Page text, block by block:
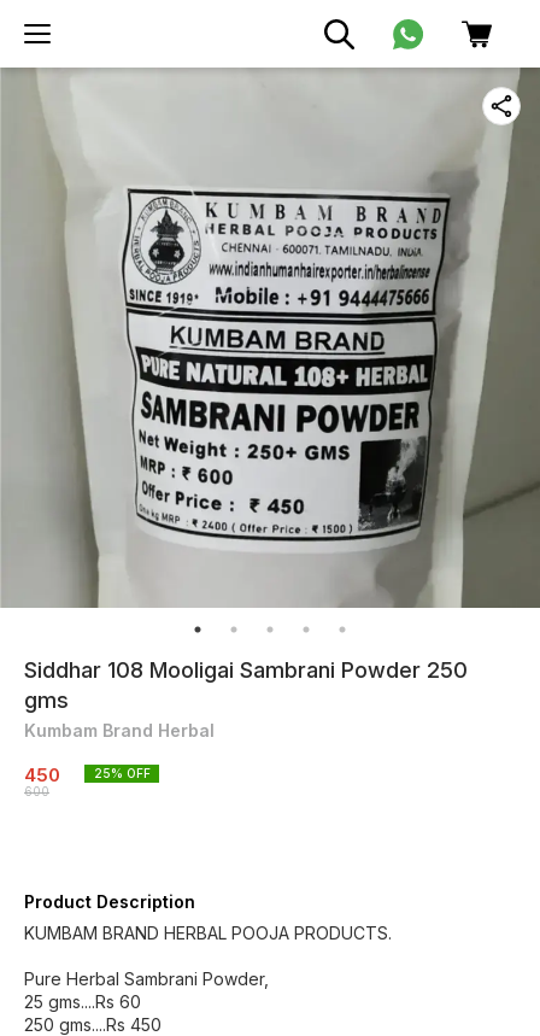
Siddhar 108 Mooligai Sambrani Powder 250
gms
Kumbam Brand Herbal
450
600
25% OFF
Product Description
KUMBAM BRAND HERBAL POOJA PRODUCTS.
Pure Herbal Sambrani Powder,
25 gms....Rs 60
250 gms....Rs 450